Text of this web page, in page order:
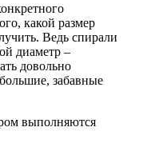
какой размер
Ведь спирали
диаметр –
довольно
забавные
выполняются